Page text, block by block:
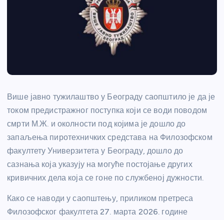
Више јавно тужилаштво у Београду саопштило је да је
током предистражног поступка који се води поводом
смрти М.Ж. и околности под којима је дошло до
запаљења пиротехничких средстава на Филозофском
факултету Универзитета у Београду, дошло до
сазнања која указују на могуће постојање других
кривичних дела која се гоне по службеној дужности.
Како се наводи у саопштењу, приликом претреса
Филозофског факултета 27. марта 2026. године